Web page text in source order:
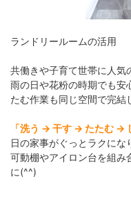
ランドリールームの活用
共働きや子育て世帯に人気
雨の日や花粉の時期でも安
たむ作業も同じ空間で完結
「洗う → 干す → たたむ →
日の家事がぐっとラクにな
可動棚やアイロン台を組み
に(^^)